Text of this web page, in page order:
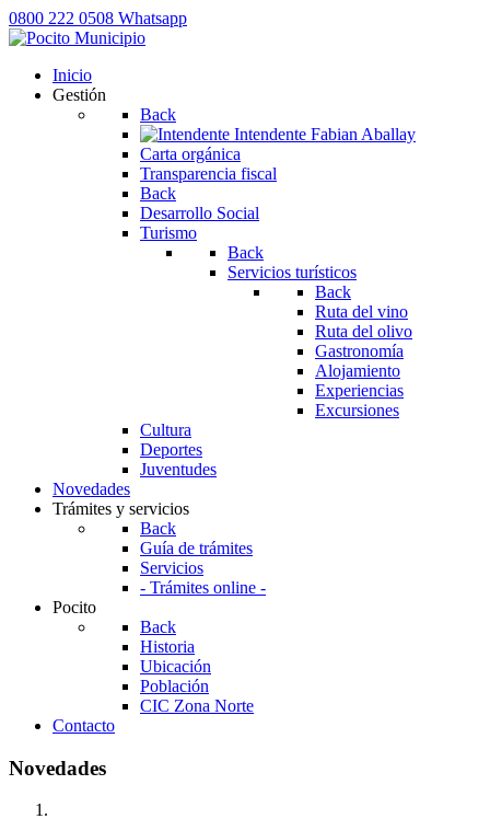
0800 222 0508 Whatsapp
Inicio
Gestión
Back
Intendente Fabian Aballay
Carta orgánica
Transparencia fiscal
Back
Desarrollo Social
Turismo
Back
Servicios turísticos
Back
Ruta del vino
Ruta del olivo
Gastronomía
Alojamiento
Experiencias
Excursiones
Cultura
Deportes
Juventudes
Novedades
Trámites y servicios
Back
Guía de trámites
Servicios
- Trámites online -
Pocito
Back
Historia
Ubicación
Población
CIC Zona Norte
Contacto
Novedades